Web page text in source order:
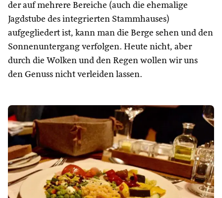
der auf mehrere Bereiche (auch die ehemalige
Jagdstube des integrierten Stammhauses)
aufgegliedert ist, kann man die Berge sehen und den
Sonnenuntergang verfolgen. Heute nicht, aber
durch die Wolken und den Regen wollen wir uns
den Genuss nicht verleiden lassen.